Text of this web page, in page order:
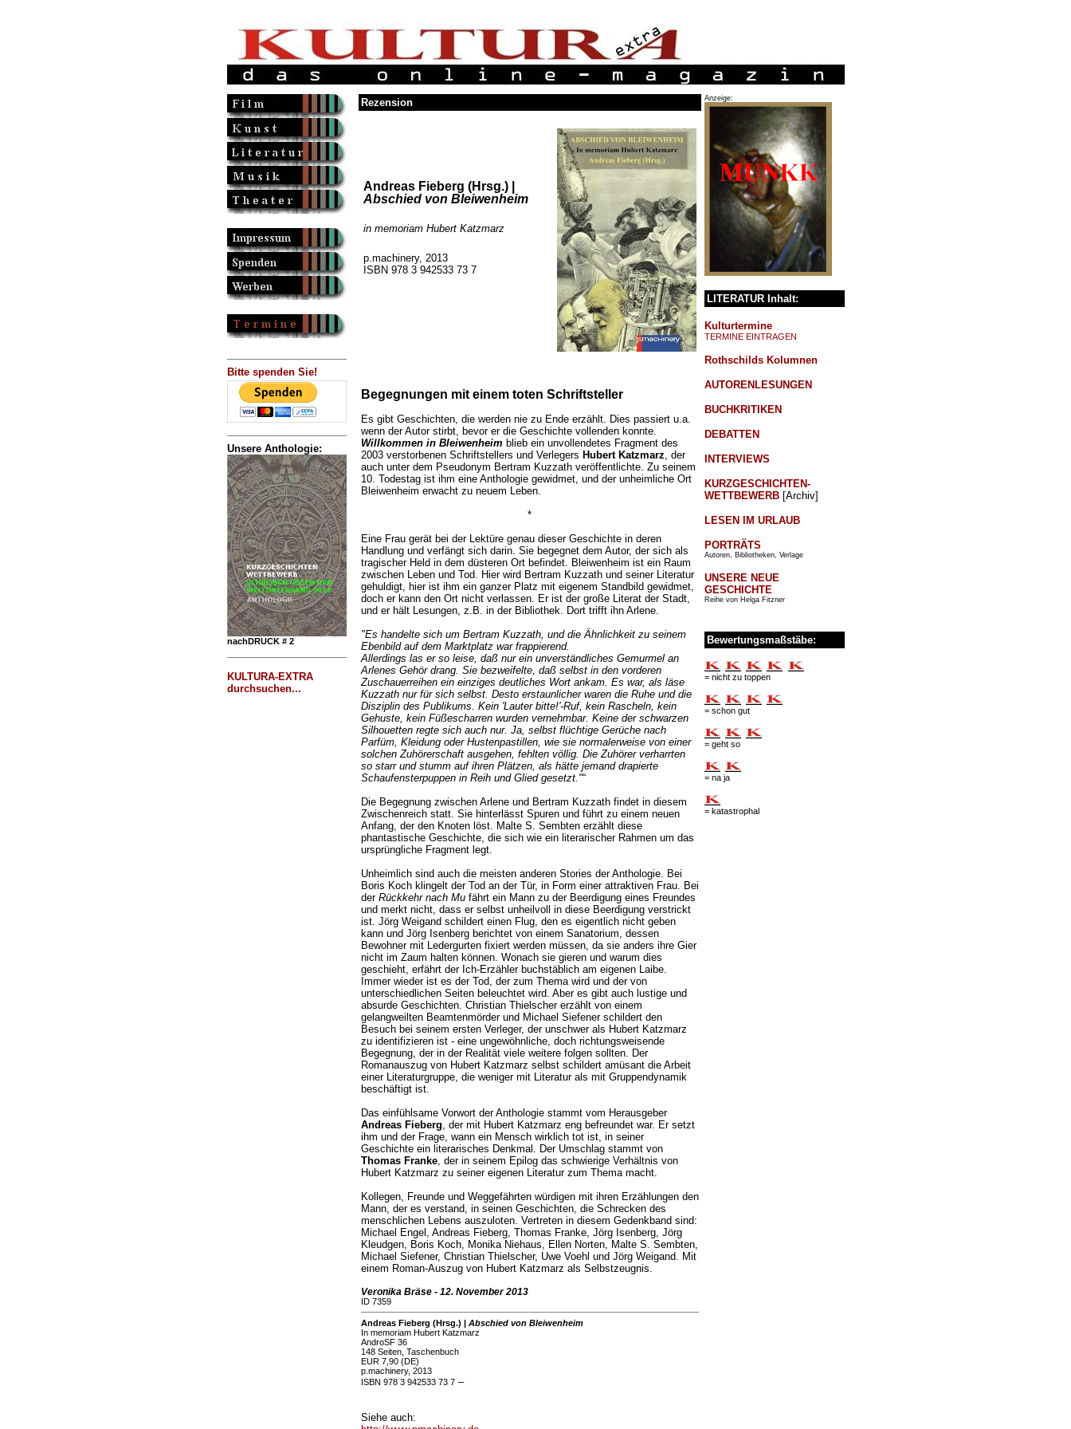
Bitte spenden Sie!
Unsere Anthologie:
nachDRUCK # 2
KULTURA-EXTRA
durchsuchen...
Rezension
Andreas Fieberg (Hrsg.) |
Abschied von Bleiwenheim
in memoriam Hubert Katzmarz
p.machinery, 2013
ISBN 978 3 942533 73 7
Begegnungen mit einem toten Schriftsteller
Es gibt Geschichten, die werden nie zu Ende erzählt. Dies passiert u.a.
wenn der Autor stirbt, bevor er die Geschichte vollenden konnte.
Willkommen in Bleiwenheim blieb ein unvollendetes Fragment des
2003 verstorbenen Schriftstellers und Verlegers Hubert Katzmarz, der
auch unter dem Pseudonym Bertram Kuzzath veröffentlichte. Zu seinem
10. Todestag ist ihm eine Anthologie gewidmet, und der unheimliche Ort
Bleiwenheim erwacht zu neuem Leben.
*
Eine Frau gerät bei der Lektüre genau dieser Geschichte in deren
Handlung und verfängt sich darin. Sie begegnet dem Autor, der sich als
tragischer Held in dem düsteren Ort befindet. Bleiwenheim ist ein Raum
zwischen Leben und Tod. Hier wird Bertram Kuzzath und seiner Literatur
gehuldigt, hier ist ihm ein ganzer Platz mit eigenem Standbild gewidmet,
doch er kann den Ort nicht verlassen. Er ist der große Literat der Stadt,
und er hält Lesungen, z.B. in der Bibliothek. Dort trifft ihn Arlene.
"Es handelte sich um Bertram Kuzzath, und die Ähnlichkeit zu seinem
Ebenbild auf dem Marktplatz war frappierend.
Allerdings las er so leise, daß nur ein unverständliches Gemurmel an
Arlenes Gehör drang. Sie bezweifelte, daß selbst in den vorderen
Zuschauerreihen ein einziges deutliches Wort ankam. Es war, als läse
Kuzzath nur für sich selbst. Desto erstaunlicher waren die Ruhe und die
Disziplin des Publikums. Kein 'Lauter bitte!'-Ruf, kein Rascheln, kein
Gehuste, kein Füßescharren wurden vernehmbar. Keine der schwarzen
Silhouetten regte sich auch nur. Ja, selbst flüchtige Gerüche nach
Parfüm, Kleidung oder Hustenpastillen, wie sie normalerweise von einer
solchen Zuhörerschaft ausgehen, fehlten völlig. Die Zuhörer verharrten
so starr und stumm auf ihren Plätzen, als hätte jemand drapierte
Schaufensterpuppen in Reih und Glied gesetzt."“
Die Begegnung zwischen Arlene und Bertram Kuzzath findet in diesem
Zwischenreich statt. Sie hinterlässt Spuren und führt zu einem neuen
Anfang, der den Knoten löst. Malte S. Sembten erzählt diese
phantastische Geschichte, die sich wie ein literarischer Rahmen um das
ursprüngliche Fragment legt.
Unheimlich sind auch die meisten anderen Stories der Anthologie. Bei
Boris Koch klingelt der Tod an der Tür, in Form einer attraktiven Frau. Bei
der Rückkehr nach Mufährt ein Mann zu der Beerdigung eines Freundes
und merkt nicht, dass er selbst unheilvoll in diese Beerdigung verstrickt
ist. Jörg Weigand schildert einen Flug, den es eigentlich nicht geben
kann und Jörg Isenberg berichtet von einem Sanatorium, dessen
Bewohner mit Ledergurten fixiert werden müssen, da sie anders ihre Gier
nicht im Zaum halten können. Wonach sie gieren und warum dies
geschieht, erfährt der Ich-Erzähler buchstäblich am eigenen Laibe.
Immer wieder ist es der Tod, der zum Thema wird und der von
unterschiedlichen Seiten beleuchtet wird. Aber es gibt auch lustige und
absurde Geschichten. Christian Thielscher erzählt von einem
gelangweilten Beamtenmörder und Michael Siefener schildert den
Besuch bei seinem ersten Verleger, der unschwer als Hubert Katzmarz
zu identifizieren ist - eine ungewöhnliche, doch richtungsweisende
Begegnung, der in der Realität viele weitere folgen sollten. Der
Romanauszug von Hubert Katzmarz selbst schildert amüsant die Arbeit
einer Literaturgruppe, die weniger mit Literatur als mit Gruppendynamik
beschäftigt ist.
Das einfühlsame Vorwort der Anthologie stammt vom Herausgeber
Andreas Fieberg, der mit Hubert Katzmarz eng befreundet war. Er setzt
ihm und der Frage, wann ein Mensch wirklich tot ist, in seiner
Geschichte ein literarisches Denkmal. Der Umschlag stammt von
Thomas Franke, der in seinem Epilog das schwierige Verhältnis von
Hubert Katzmarz zu seiner eigenen Literatur zum Thema macht.
Kollegen, Freunde und Weggefährten würdigen mit ihren Erzählungen den
Mann, der es verstand, in seinen Geschichten, die Schrecken des
menschlichen Lebens auszuloten. Vertreten in diesem Gedenkband sind:
Michael Engel, Andreas Fieberg, Thomas Franke, Jörg Isenberg, Jörg
Kleudgen, Boris Koch, Monika Niehaus, Ellen Norten, Malte S. Sembten,
Michael Siefener, Christian Thielscher, Uwe Voehl und Jörg Weigand. Mit
einem Roman-Auszug von Hubert Katzmarz als Selbstzeugnis.
Veronika Bräse - 12. November 2013
ID 7359
Andreas Fieberg (Hrsg.) | Abschied von Bleiwenheim
In memoriam Hubert Katzmarz
AndroSF 36
148 Seiten, Taschenbuch
EUR 7,90 (DE)
p.machinery, 2013
ISBN 978 3 942533 73 7–
Siehe auch:
Anzeige:
LITERATUR Inhalt:
Kulturtermine
TERMINE EINTRAGEN
Rothschilds Kolumnen
AUTORENLESUNGEN
BUCHKRITIKEN
DEBATTEN
INTERVIEWS
KURZGESCHICHTEN-
WETTBEWERB[Archiv]
LESEN IM URLAUB
PORTRÄTS
Autoren, Bibliotheken, Verlage
UNSERE NEUE
GESCHICHTE
Reihe von Helga Fitzner
Bewertungsmaßstäbe:
= nicht zu toppen
= schon gut
= geht so
= na ja
= katastrophal